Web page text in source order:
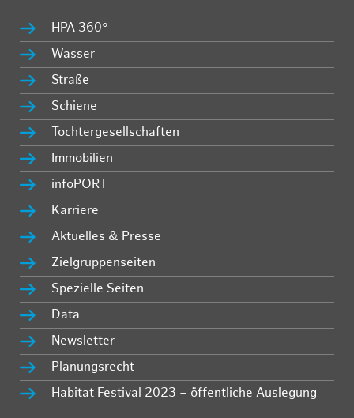
HPA 360°
Wasser
Straße
Schiene
Tochtergesellschaften
Immobilien
infoPORT
Karriere
Aktuelles & Presse
Zielgruppenseiten
Spezielle Seiten
Data
Newsletter
Planungsrecht
Habitat Festival 2023 – öffentliche Auslegung